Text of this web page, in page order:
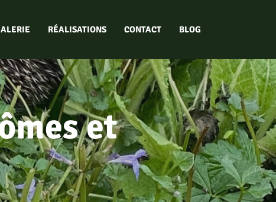
RÉALISATIONS CONTACT BLOG
et